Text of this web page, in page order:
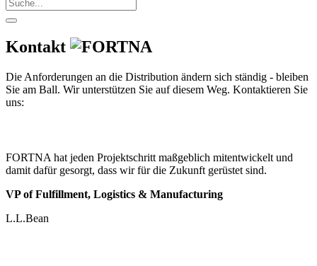
Kontakt
Die Anforderungen an die Distribution ändern sich ständig - bleiben
Sie am Ball. Wir unterstützen Sie auf diesem Weg. Kontaktieren Sie
uns:
FORTNA hat jeden Projektschritt maßgeblich mitentwickelt und
damit dafür gesorgt, dass wir für die Zukunft gerüstet sind.
VP of Fulfillment, Logistics & Manufacturing
L.L.Bean